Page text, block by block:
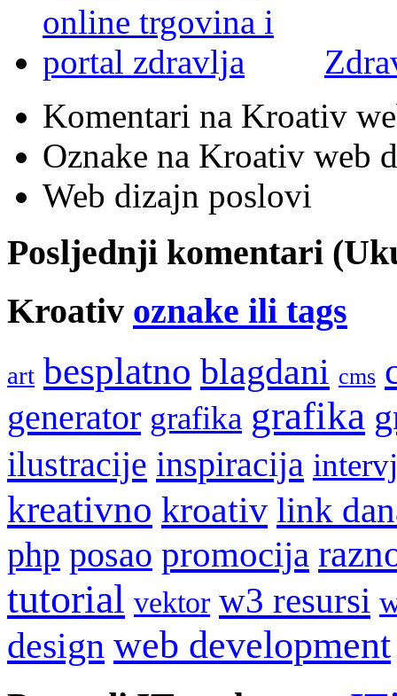
Komentari na Kroativ
Oznake na Kroativ web
Web dizajn poslovi
Posljednji komentari
Kroativ oznake ili tags
art besplatno blagdani cms
generator grafika grafika
ilustracije inspiracija
kreativno kroativ link
php posao promocija
tutorial vektor w3 resursi
design web development